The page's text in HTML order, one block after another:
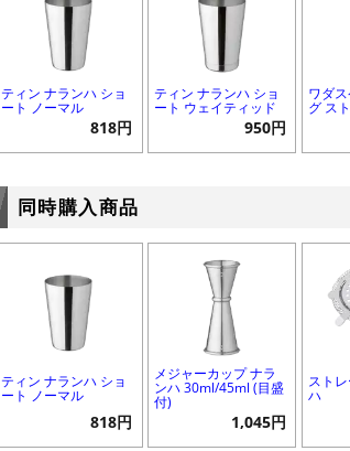
ティン ナランハ ショ
ート ノーマル
818円
ティン ナランハ ショ
ート ウェイティッド
950円
ワダ
グ ス
同時購入商品
ティン ナランハ ショ
ート ノーマル
818円
メジャーカップ ナラ
ンハ 30ml/45ml (目盛
付)
1,045円
スト
ハ